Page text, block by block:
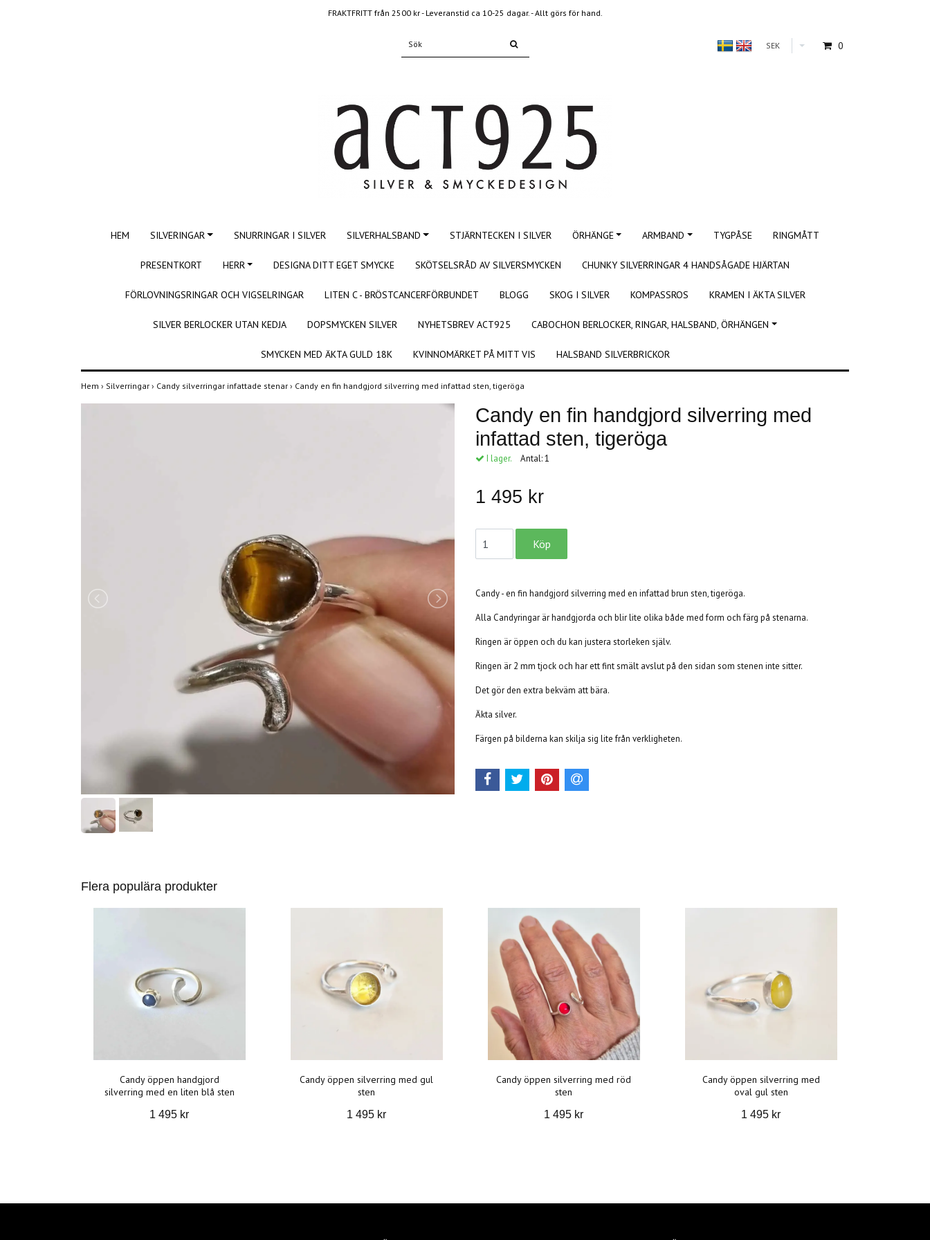
FRAKTFRITT från 2500 kr - Leveranstid ca 10-25 dagar. - Allt görs för hand.
SEK 0
HEM SILVERINGAR SNURRINGAR I SILVER SILVERHALSBAND STJÄRNTECKEN I SILVER ÖRHÄNGE ARMBAND TYGPÅSE RINGMÅTT
PRESENTKORT HERR DESIGNA DITT EGET SMYCKE SKÖTSELSRÅD AV SILVERSMYCKEN CHUNKY SILVERRINGAR 4 HANDSÅGADE HJÄRTAN
FÖRLOVNINGSRINGAR OCH VIGSELRINGAR LITEN C - BRÖSTCANCERFÖRBUNDET BLOGG SKOG I SILVER KOMPASSROS KRAMEN I ÄKTA SILVER
SILVER BERLOCKER UTAN KEDJA DOPSMYCKEN SILVER NYHETSBREV ACT925 CABOCHON BERLOCKER, RINGAR, HALSBAND, ÖRHÄNGEN
SMYCKEN MED ÄKTA GULD 18K KVINNOMÄRKET PÅ MITT VIS HALSBAND SILVERBRICKOR
Hem › Silverringar › Candy silverringar infattade stenar › Candy en fin handgjord silverring med infattad sten, tigeröga
Candy en fin handgjord silverring med
infattad sten, tigeröga
I lager. Antal:1
1 495 kr
Candy - en fin handgjord silverring med en infattad brun sten, tigeröga.
Alla Candyringar är handgjorda och blir lite olika både med form och färg på stenarna.
Ringen är öppen och du kan justera storleken själv.
Ringen är 2 mm tjock och har ett fint smält avslut på den sidan som stenen inte sitter.
Det gör den extra bekväm att bära.
Äkta silver.
Färgen på bilderna kan skilja sig lite från verkligheten.
Flera populära produkter
Candy öppen handgjord
silverring med en liten blå sten
1 495 kr
Candy öppen silverring med gul
sten
1 495 kr
Candy öppen silverring med röd
sten
1 495 kr
Candy öppen silverring med
oval gul sten
1 495 kr